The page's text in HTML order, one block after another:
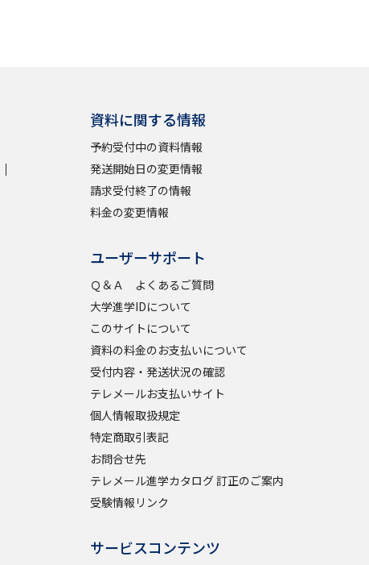
資料に関する情報
予約受付中の資料情報
発送開始日の変更情報
請求受付終了の情報
料金の変更情報
ユーザーサポート
Ｑ＆Ａ よくあるご質問
大学進学IDについて
このサイトについて
資料の料金のお支払いについて
受付内容・発送状況の確認
テレメールお支払いサイト
個人情報取扱規定
特定商取引表記
お問合せ先
テレメール進学カタログ 訂正のご案内
受験情報リンク
サービスコンテンツ